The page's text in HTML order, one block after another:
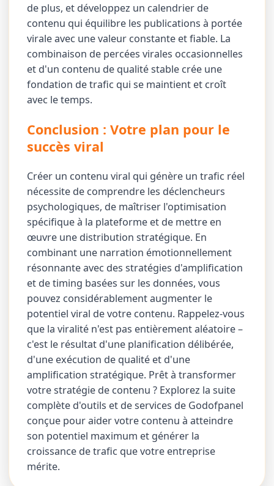
de plus, et développez un calendrier de
contenu qui équilibre les publications à portée
virale avec une valeur constante et fiable. La
combinaison de percées virales occasionnelles
et d'un contenu de qualité stable crée une
fondation de trafic qui se maintient et croît
avec le temps.
Conclusion : Votre plan pour le
succès viral
Créer un contenu viral qui génère un trafic réel
nécessite de comprendre les déclencheurs
psychologiques, de maîtriser l'optimisation
spécifique à la plateforme et de mettre en
œuvre une distribution stratégique. En
combinant une narration émotionnellement
résonnante avec des stratégies d'amplification
et de timing basées sur les données, vous
pouvez considérablement augmenter le
potentiel viral de votre contenu. Rappelez-vous
que la viralité n'est pas entièrement aléatoire –
c'est le résultat d'une planification délibérée,
d'une exécution de qualité et d'une
amplification stratégique. Prêt à transformer
votre stratégie de contenu ? Explorez la suite
complète d'outils et de services de Godofpanel
conçue pour aider votre contenu à atteindre
son potentiel maximum et générer la
croissance de trafic que votre entreprise
mérite.